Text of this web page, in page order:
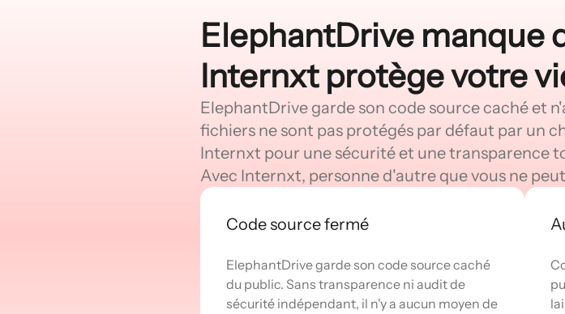
ElephantDrive manque
Internxt protège votre
ElephantDrive garde son code source caché et
fichiers ne sont pas protégés par défaut par un
Internxt pour une sécurité et une transparence
Avec Internxt, personne d'autre que vous ne
Code source fermé
ElephantDrive garde son code source caché
du public. Sans transparence ni audit de
sécurité indépendant, il n'y a aucun moyen de